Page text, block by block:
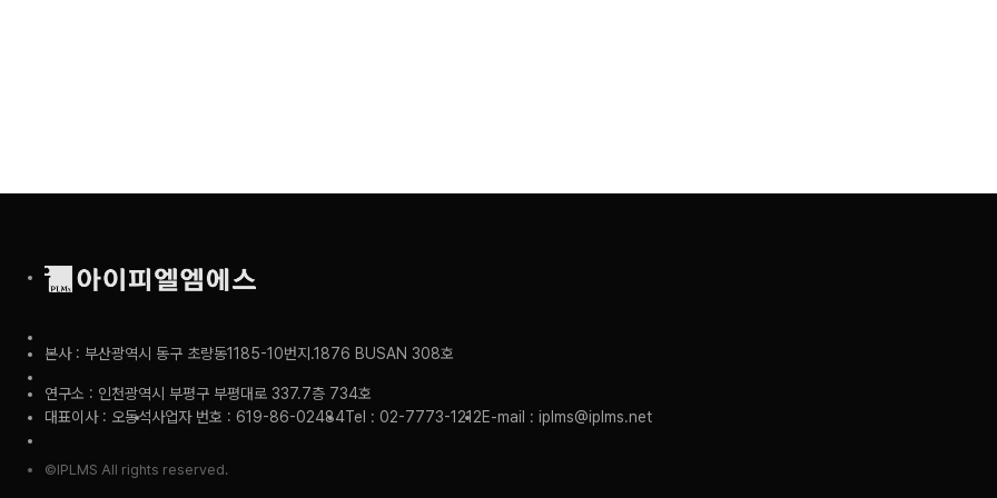
본사 : 부산광역시 동구 초량동1185-10번지.1876 BUSAN 308호
연구소 : 인천광역시 부평구 부평대로 337.7층 734호
대표이사 : 오동석사업자 번호 : 619-86-02484Tel : 02-7773-1212E-mail : iplms@iplms.net
©IPLMS All rights reserved.